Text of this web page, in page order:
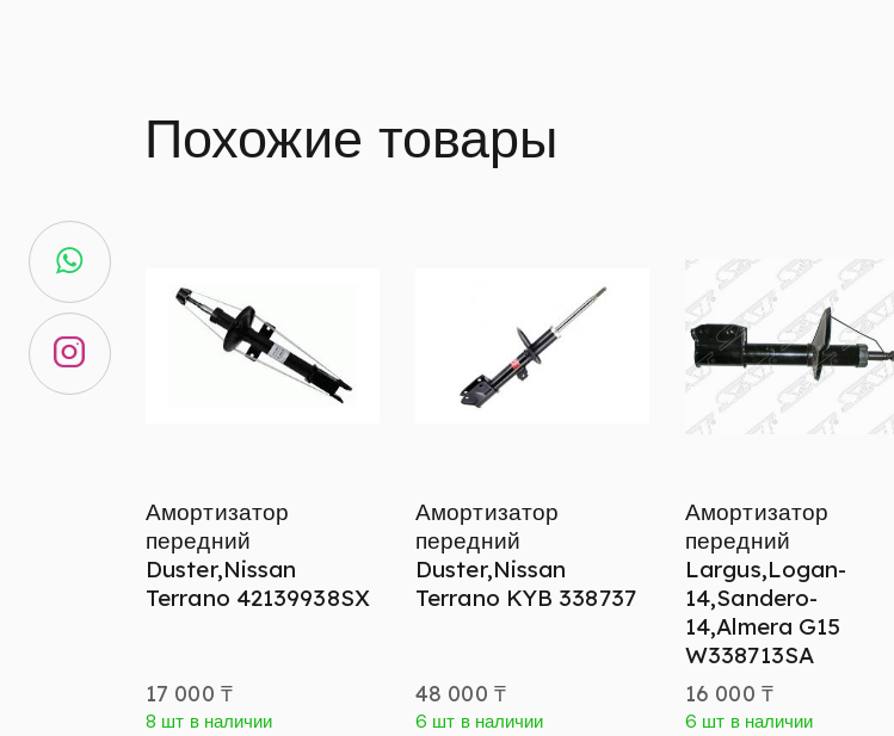
Похожие товары
Амортизатор
передний
Duster,Nissan
Terrano 42139938SX
17 000 ₸
8 шт в наличии
Амортизатор
передний
Duster,Nissan
Terrano KYB 338737
48 000 ₸
6 шт в наличии
Амортизатор
передний
Largus,Logan-
14,Sandero-
14,Almera G15
W338713SA
16 000 ₸
6 шт в наличии